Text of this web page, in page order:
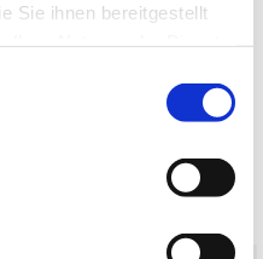
Sie ihnen bereitgestellt